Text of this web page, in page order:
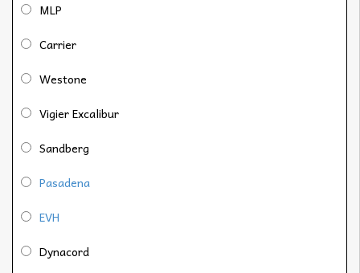
MLP
Carrier
Westone
Vigier Excalibur
Sandberg
Pasadena
EVH
Dynacord